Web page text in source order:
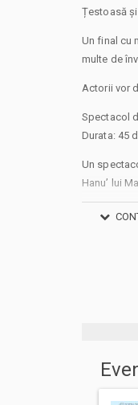
Țestoasă și
Un final cu
multe de
Actorii vor
Spectacol
Durata: 45
Un
Hanu’ lui
Powered
Pentru
Va
si costuri
emitere